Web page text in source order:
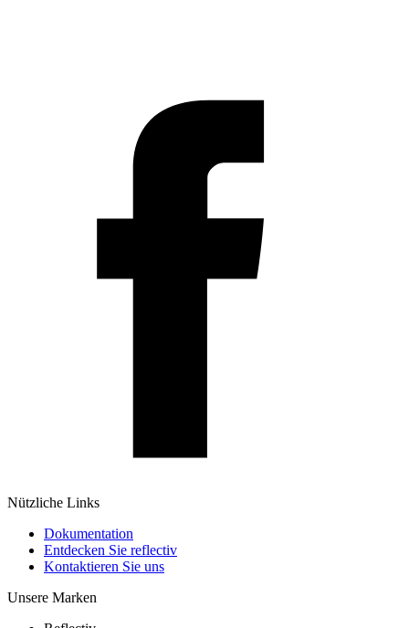
Nützliche Links
Dokumentation
Entdecken Sie reflectiv
Kontaktieren Sie uns
Unsere Marken